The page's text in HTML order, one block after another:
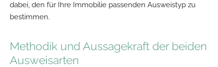
dabei, den für Ihre Immobilie passenden Ausweistyp zu
bestimmen.
Methodik und Aussagekraft der beiden
Ausweisarten